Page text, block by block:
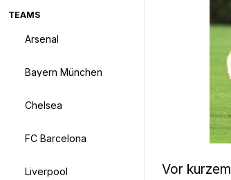
TEAMS
Arsenal
Bayern München
Chelsea
FC Barcelona
Liverpool Vor kurzem